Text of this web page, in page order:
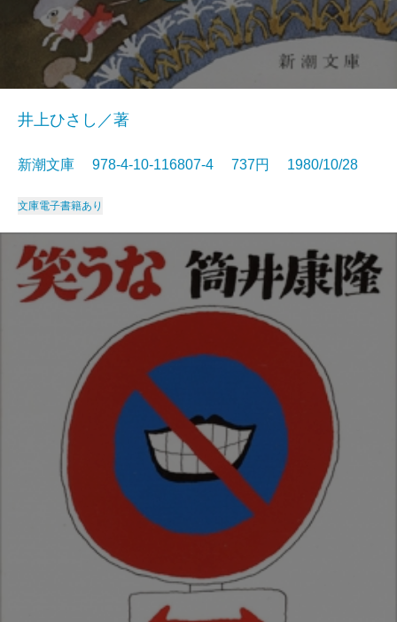
井上ひさし／著
新潮文庫 978-4-10-116807-4 737円 1980/10/28
文庫電子書籍あり